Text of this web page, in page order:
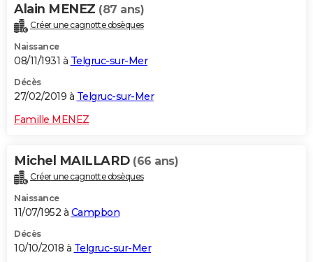
Alain MENEZ (87 ans)
Créer une cagnotte obsèques
Naissance
08/11/1931 à Telgruc-sur-Mer
Décès
27/02/2019 à Telgruc-sur-Mer
Famille MENEZ
Michel MAILLARD (66 ans)
Créer une cagnotte obsèques
Naissance
11/07/1952 à Campbon
Décès
10/10/2018 à Telgruc-sur-Mer